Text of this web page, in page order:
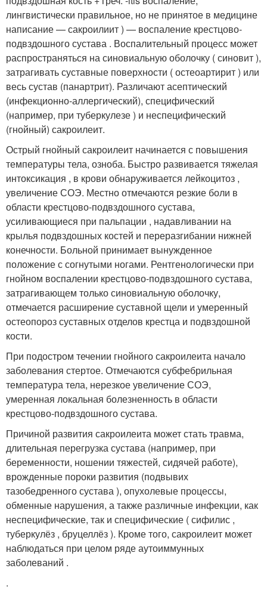
лингвистически правильное, но не принятое в медицине
написание — сакроилиит) — воспаление крестцово-
подвздошного сустава . Воспалительный процесс может
распространяться на синовиальную оболочку ( синовит ),
затрагивать суставные поверхности ( остеоартирит ) или
весь сустав (панартрит). Различают асептический
(инфекционно-аллергический), специфический
(например, при туберкулезе ) и неспецифический
(гнойный) сакроилеит.
Острый гнойный сакроилеит начинается с повышения
температуры тела, озноба. Быстро развивается тяжелая
интоксикация , в крови обнаруживается лейкоцитоз ,
увеличение СОЭ. Местно отмечаются резкие боли в
области крестцово-подвздошного сустава,
усиливающиеся при пальпации , надавливании на
крылья подвздошных костей и переразгибании нижней
конечности. Больной принимает вынужденное
положение с согнутыми ногами. Рентгенологически при
гнойном воспалении крестцово-подвздошного сустава,
затрагивающем только синовиальную оболочку,
отмечается расширение суставной щели и умеренный
остеопороз суставных отделов крестца и подвздошной
кости.
При подостром течении гнойного сакроилеита начало
заболевания стертое. Отмечаются субфебрильная
температура тела, нерезкое увеличение СОЭ,
умеренная локальная болезненность в области
крестцово-подвздошного сустава.
Причиной развития сакроилеита может стать травма,
длительная перегрузка сустава (например, при
беременности, ношении тяжестей, сидячей работе),
врожденные пороки развития (подвывих
тазобедренного сустава ), опухолевые процессы,
обменные нарушения, а также различные инфекции, как
неспецифические, так и специфические ( сифилис ,
туберкулёз , бруцеллёз ). Кроме того, сакроилеит может
наблюдаться при целом ряде аутоиммунных
заболеваний .
.